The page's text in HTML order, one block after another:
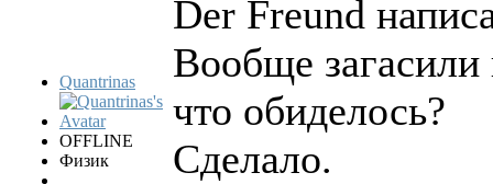
Quantrinas
OFFLINE
Физик
Der Freund
Вообще
что обиделось?
Сделало.